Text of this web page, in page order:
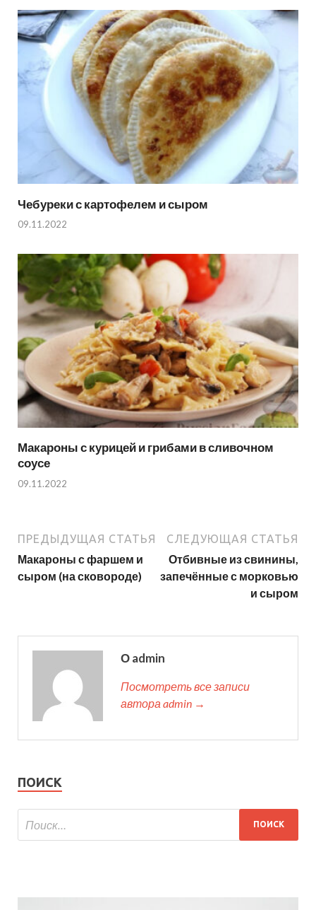
Чебуреки с картофелем и сыром
09.11.2022
Макароны с курицей и грибами в сливочном
соусе
09.11.2022
ПРЕДЫДУЩАЯ СТАТЬЯ
Макароны с фаршем и
сыром (на сковороде)
СЛЕДУЮЩАЯ СТАТЬЯ
Отбивные из свинины,
запечённые с морковью
и сыром
О admin
Посмотреть все записи
автора admin →
ПОИСК